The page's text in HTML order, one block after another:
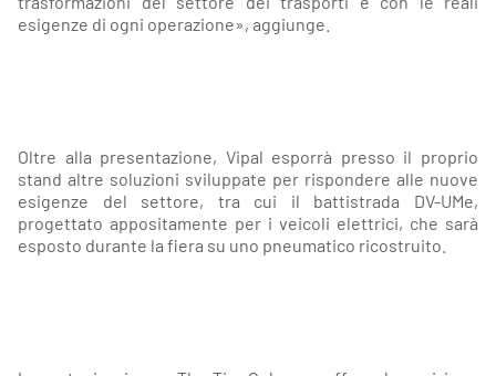
esigenze di ogni operazione», aggiunge.
Oltre alla presentazione, Vipal esporrà presso il proprio
stand altre soluzioni sviluppate per rispondere alle nuove
esigenze del settore, tra cui il battistrada DV-UMe,
progettato appositamente per i veicoli elettrici, che sarà
esposto durante la fiera su uno pneumatico ricostruito.